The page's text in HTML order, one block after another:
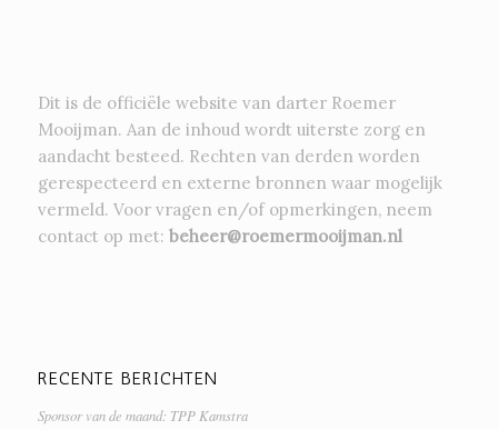
Dit is de officiële website van darter Roemer
Mooijman. Aan de inhoud wordt uiterste zorg en
aandacht besteed. Rechten van derden worden
gerespecteerd en externe bronnen waar mogelijk
vermeld. Voor vragen en/of opmerkingen, neem
contact op met: beheer@roemermooijman.nl
RECENTE BERICHTEN
Sponsor van de maand: TPP Kamstra